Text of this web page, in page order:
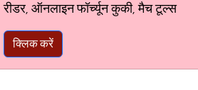
रीडर, ऑनलाइन फॉर्च्यून कुकी, मैच टूल्स
क्लिक करें